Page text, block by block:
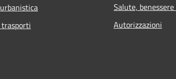
Salute,
Autorizzazioni